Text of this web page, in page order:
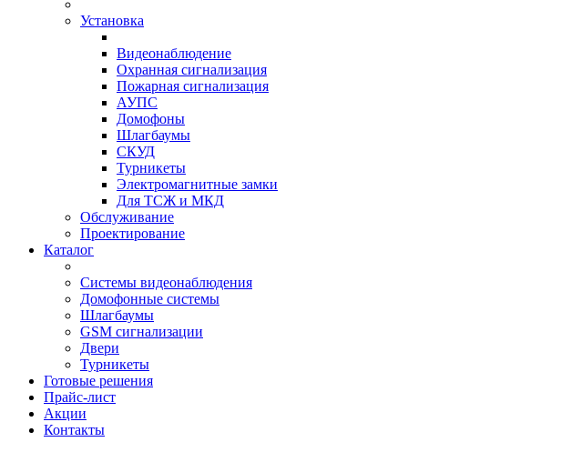
Установка
Видеонаблюдение
Охранная сигнализация
Пожарная сигнализация
АУПС
Домофоны
Шлагбаумы
СКУД
Турникеты
Электромагнитные замки
Для ТСЖ и МКД
Обслуживание
Проектирование
Каталог
Системы видеонаблюдения
Домофонные системы
Шлагбаумы
GSM сигнализации
Двери
Турникеты
Готовые решения
Прайс-лист
Акции
Контакты